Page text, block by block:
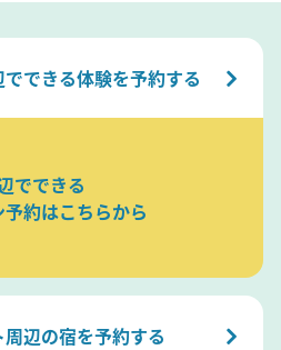
できる体験を予約する
でできる
約はこちらから
辺の宿を予約する